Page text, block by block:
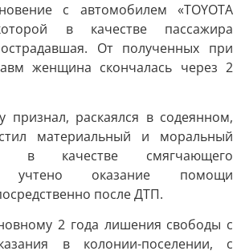
с автомобилем «TOYOTA
в качестве пассажира
От полученных при
женщина скончалась через 2
признал, раскаялся в содеянном,
материальный и моральный
в качестве смягчающего
учтено оказание помощи
после ДТП.
2 года лишения свободы с
в колонии-поселении, с